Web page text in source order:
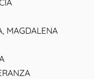
MAGDALENA